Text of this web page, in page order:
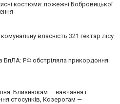
костюми: пожежні Бобровицької
власність 321 гектар лісу
БпЛА: РФ обстріляла прикордоння
Близнюкам — навчання і
стосунків, Козерогам —